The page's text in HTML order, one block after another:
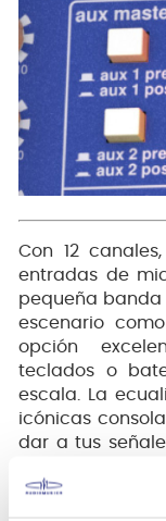
Con 12
entradas de
pequeña banda
escenario
opción
teclados o
escala. La
icónicas
dar a tus
control de